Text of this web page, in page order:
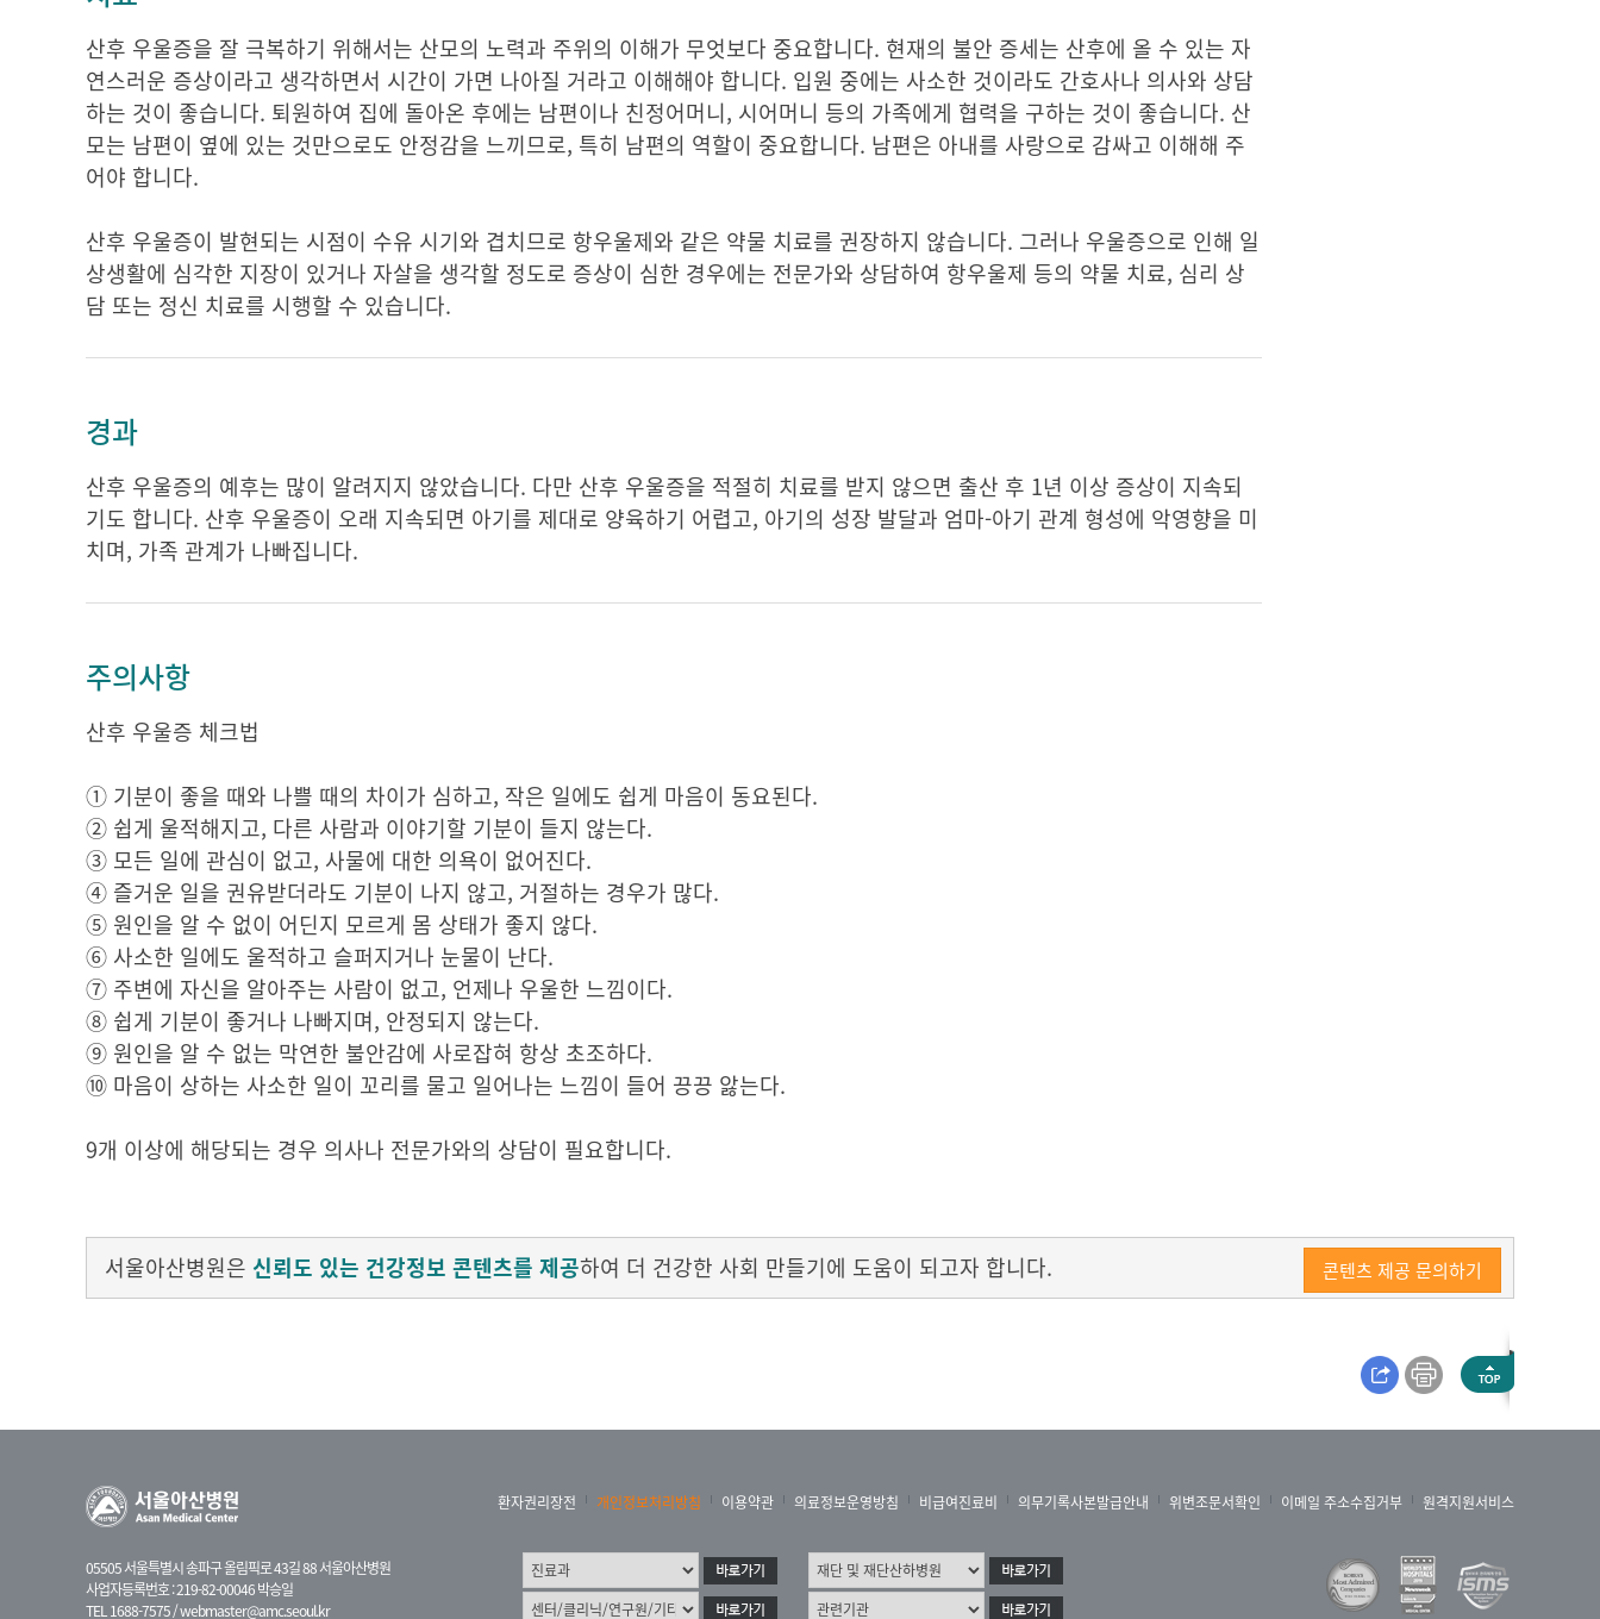
산후 우울증을 잘 극복하기 위해서는 산모의 노력과 주위의 이해가 무엇보다 중요합니다. 현재의 불안 증세는 산후에 올 수 있는 자
연스러운 증상이라고 생각하면서 시간이 가면 나아질 거라고 이해해야 합니다. 입원 중에는 사소한 것이라도 간호사나 의사와 상담
하는 것이 좋습니다. 퇴원하여 집에 돌아온 후에는 남편이나 친정어머니, 시어머니 등의 가족에게 협력을 구하는 것이 좋습니다. 산
모는 남편이 옆에 있는 것만으로도 안정감을 느끼므로, 특히 남편의 역할이 중요합니다. 남편은 아내를 사랑으로 감싸고 이해해 주
어야 합니다.
산후 우울증이 발현되는 시점이 수유 시기와 겹치므로 항우울제와 같은 약물 치료를 권장하지 않습니다. 그러나 우울증으로 인해 일
상생활에 심각한 지장이 있거나 자살을 생각할 정도로 증상이 심한 경우에는 전문가와 상담하여 항우울제 등의 약물 치료, 심리 상
담 또는 정신 치료를 시행할 수 있습니다.
경과
산후 우울증의 예후는 많이 알려지지 않았습니다. 다만 산후 우울증을 적절히 치료를 받지 않으면 출산 후 1년 이상 증상이 지속되
기도 합니다. 산후 우울증이 오래 지속되면 아기를 제대로 양육하기 어렵고, 아기의 성장 발달과 엄마-아기 관계 형성에 악영향을 미
치며, 가족 관계가 나빠집니다.
주의사항
산후 우울증 체크법
① 기분이 좋을 때와 나쁠 때의 차이가 심하고, 작은 일에도 쉽게 마음이 동요된다.
② 쉽게 울적해지고, 다른 사람과 이야기할 기분이 들지 않는다.
③ 모든 일에 관심이 없고, 사물에 대한 의욕이 없어진다.
④ 즐거운 일을 권유받더라도 기분이 나지 않고, 거절하는 경우가 많다.
⑤ 원인을 알 수 없이 어딘지 모르게 몸 상태가 좋지 않다.
⑥ 사소한 일에도 울적하고 슬퍼지거나 눈물이 난다.
⑦ 주변에 자신을 알아주는 사람이 없고, 언제나 우울한 느낌이다.
⑧ 쉽게 기분이 좋거나 나빠지며, 안정되지 않는다.
⑨ 원인을 알 수 없는 막연한 불안감에 사로잡혀 항상 초조하다.
⑩ 마음이 상하는 사소한 일이 꼬리를 물고 일어나는 느낌이 들어 끙끙 앓는다.
9개 이상에 해당되는 경우 의사나 전문가와의 상담이 필요합니다.
서울아산병원은 신뢰도 있는 건강정보 콘텐츠를 제공하여 더 건강한 사회 만들기에 도움이 되고자 합니다. 콘텐츠 제공 문의하기
05505 서울특별시 송파구 올림픽로 43길 88 서울아산병원
사업자등록번호 : 219-82-00046 박승일
TEL 1688-7575 /webmaster@amc.seoul.kr
환자권리장전 개인정보처리방침 이용약관 의료정보운영방침 비급여진료비 의무기록사본발급안내 위변조문서확인 이메일 주소수집거부 원격지원서비스